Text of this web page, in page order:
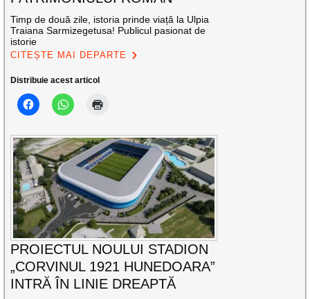
Timp de două zile, istoria prinde viață la Ulpia
Traiana Sarmizegetusa! Publicul pasionat de
istorie
CITEȘTE MAI DEPARTE
Distribuie acest articol
PROIECTUL NOULUI STADION
„CORVINUL 1921 HUNEDOARA”
INTRĂ ÎN LINIE DREAPTĂ